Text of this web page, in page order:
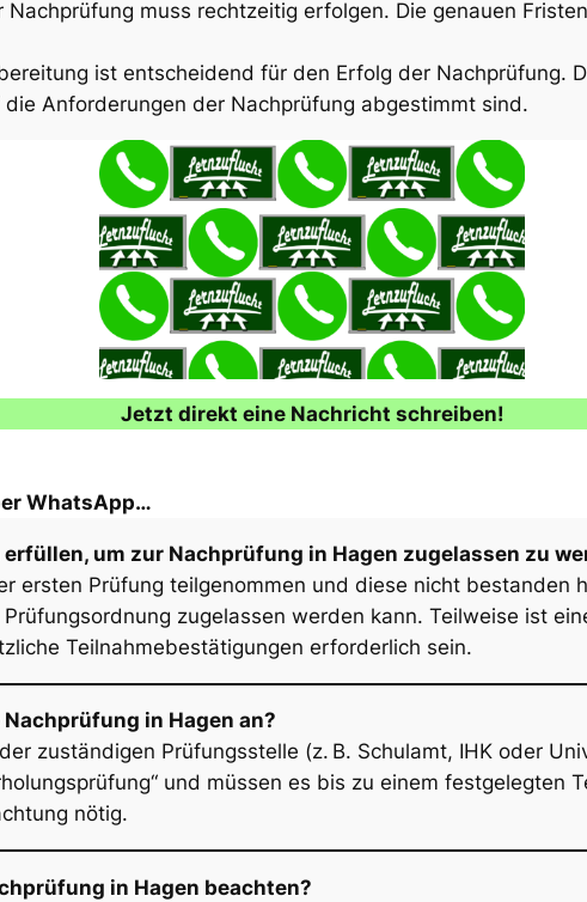
Nachprüfung muss rechtzeitig erfolgen. Die genauen
ist entscheidend für den Erfolg der Nachprüfung.
Anforderungen der Nachprüfung abgestimmt sind.
Jetzt direkt eine Nachricht schreiben!
WhatsApp…
um zur Nachprüfung in Hagen zugelassen zu
ersten Prüfung teilgenommen und diese nicht bestanden
zugelassen werden kann. Teilweise ist
Teilnahmebestätigungen erforderlich sein.
in Hagen an?
zuständigen Prüfungsstelle (z. B. Schulamt, IHK oder
und müssen es bis zu einem festgelegten
nötig.
in Hagen beachten?